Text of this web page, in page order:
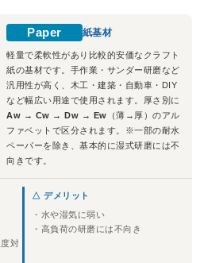
Paper 紙基材
軽量で柔軟性があり比較的安価なクラフト
紙の基材です。手作業・サンダー研磨など
汎用性が高く、木工・建築・自動車・DIY
など幅広い用途で使用されます。厚さ別に
Aw → Cw → Dw → Ew （薄→厚）のアル
ファベットで区分されます。※一部の耐水
ペーパーを除き、基本的に湿式研磨には不
向きです。
対
△ デメリット
・水や湿気に弱い
・高負荷の研磨には不向き